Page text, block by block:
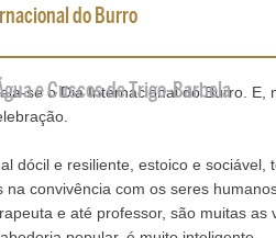
do Burro
se o Dia Internacional do Burro. E,
dócil e resiliente, estoico e sociável,
na convivência com os seres
e até professor, são muitas as
e Cuscos de Trigo-Barbela